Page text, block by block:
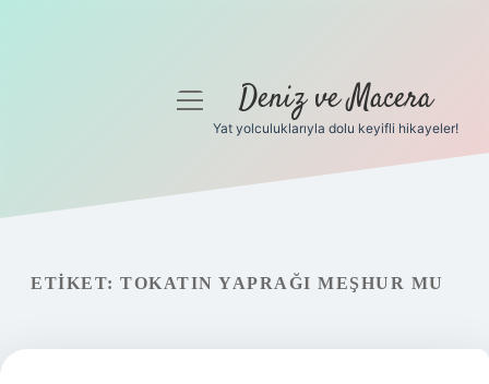
Gizlilik Politikası
menüyüDeniz ve Macera
Yat yolculuklarıyla dolu keyifli hikayeler!
ETIKET: TOKATIN YAPRAĞI MEŞHUR MU